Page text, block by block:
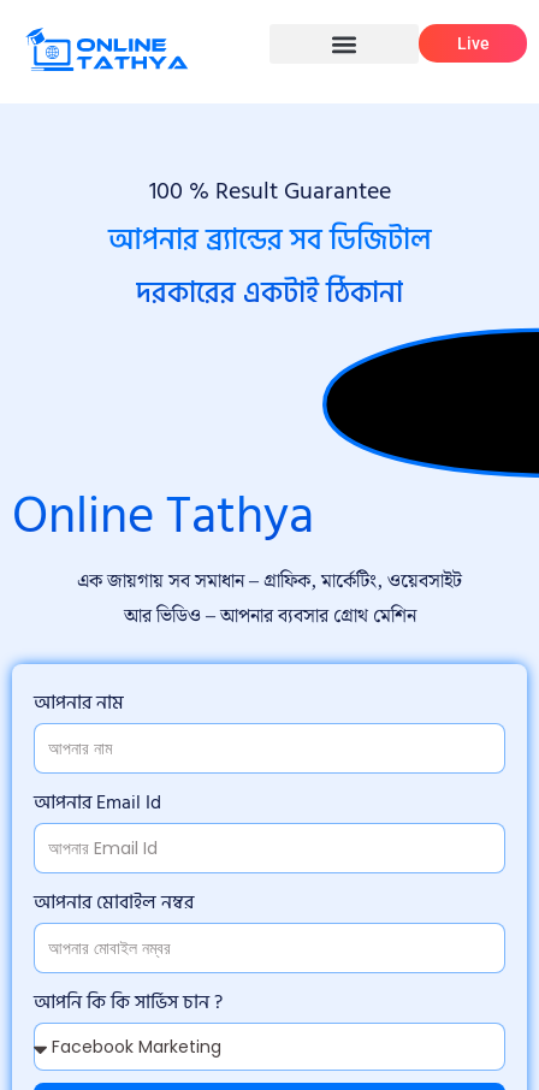
Live
100 % Result Guarantee
আপনার ব্র্যান্ডের সব ডিজিটাল
দরকারের একটাই ঠিকানা
Online Tathya
এক জায়গায় সব সমাধান – গ্রাফিক, মার্কেটিং, ওয়েবসাইট
আর ভিডিও – আপনার ব্যবসার গ্রোথ মেশিন
আপনার নাম
আপনার Email Id
আপনার মোবাইল নম্বর
আপনি কি কি সার্ভিস চান ?